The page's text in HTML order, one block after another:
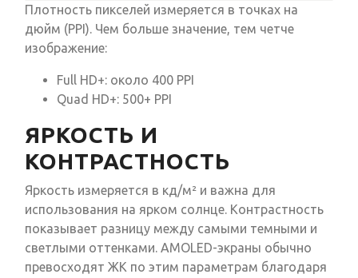
Плотность пикселей измеряется в точках на
дюйм (PPI). Чем больше значение, тем четче
изображение:
Full HD+: около 400 PPI
Quad HD+: 500+ PPI
ЯРКОСТЬ И
КОНТРАСТНОСТЬ
Яркость измеряется в кд/м² и важна для
использования на ярком солнце. Контрастность
показывает разницу между самыми темными и
светлыми оттенками. AMOLED-экраны обычно
превосходят ЖК по этим параметрам благодаря